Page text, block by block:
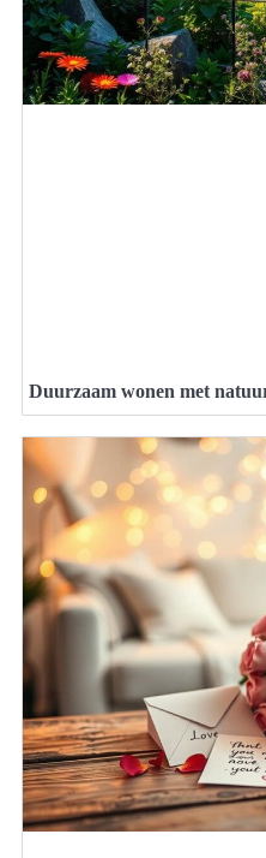
Duurzaam wonen met